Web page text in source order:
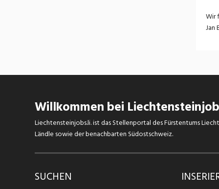
Wir
Jan
Willkommen bei
Liechtensteinjobs.li. ist das Stellenportal des Fürstentums
Ländle sowie der benachbarten Südostschweiz.
SUCHEN